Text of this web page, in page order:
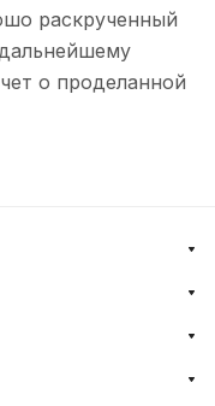
раскрученный
о проделанной